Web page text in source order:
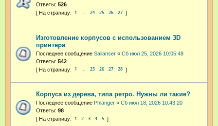
Ответы: 526
1 … 24 25 26 27
Изготовление корпусов с использованием 3D
принтера
Последнее сообщение Sailanser « Сб июл 25, 2026 10:05:48
Ответы: 542
1 25 26 27 28
Корпуса из дерева, типа ретро. Нужны ли такие?
Последнее сообщение Phlanger « Сб июл 18, 2026 10:43:20
Ответы: 98
1 2 3 4 5